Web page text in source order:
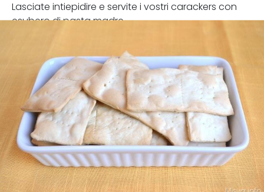
Lasciate intiepidire e servite i vostri carackers con
esubero di pasta madre.